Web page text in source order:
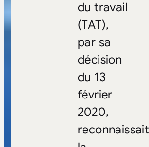
du travail
(TAT),
par sa
décision
du 13
février
2020,
reconnaissait